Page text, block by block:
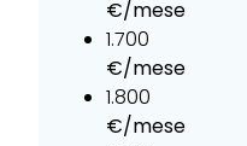
1.700
1.800